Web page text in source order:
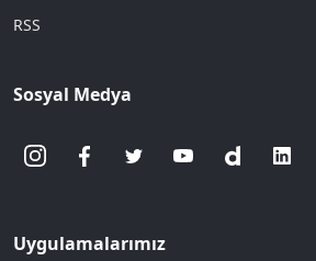
RSS
Sosyal Medya
Uygulamalarımız